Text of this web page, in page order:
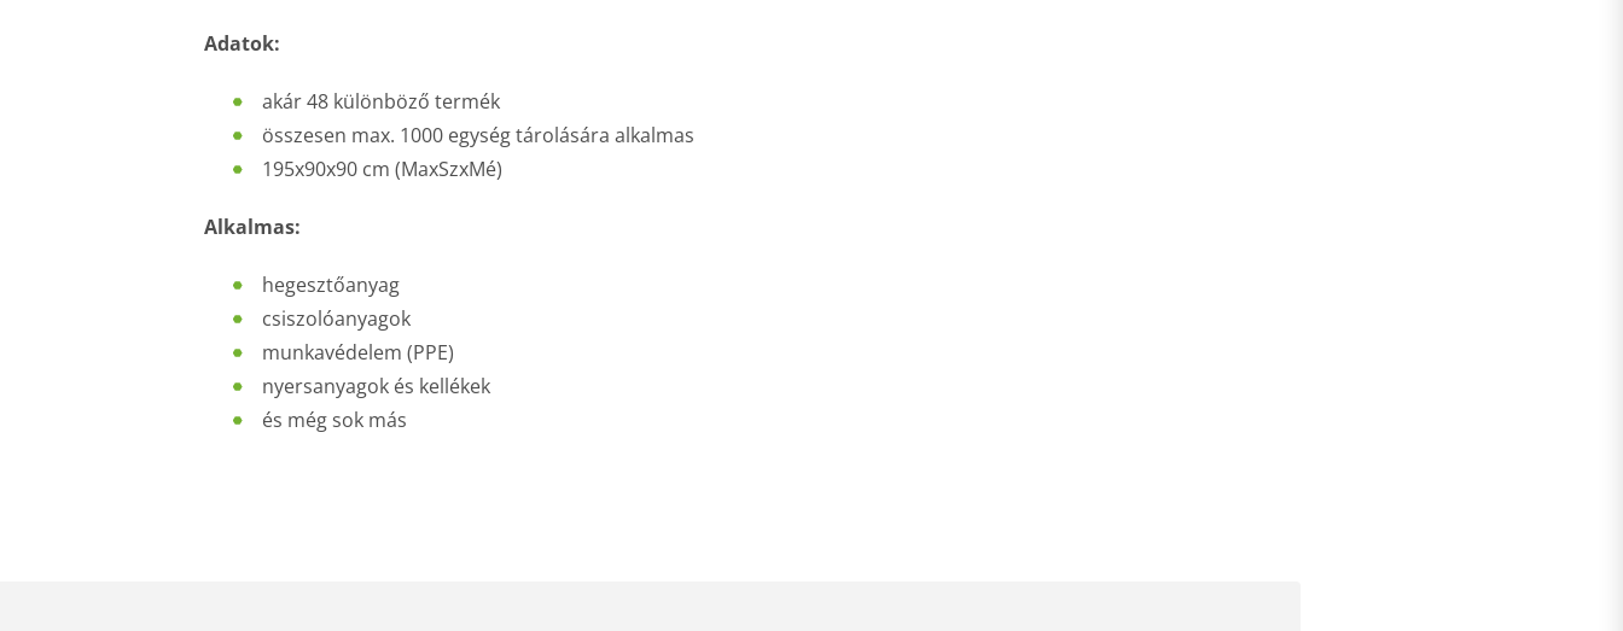
Adatok:
akár 48 különböző termék
összesen max. 1000 egység tárolására alkalmas
195x90x90 cm (MaxSzxMé)
Alkalmas:
hegesztőanyag
csiszolóanyagok
munkavédelem (PPE)
nyersanyagok és kellékek
és még sok más